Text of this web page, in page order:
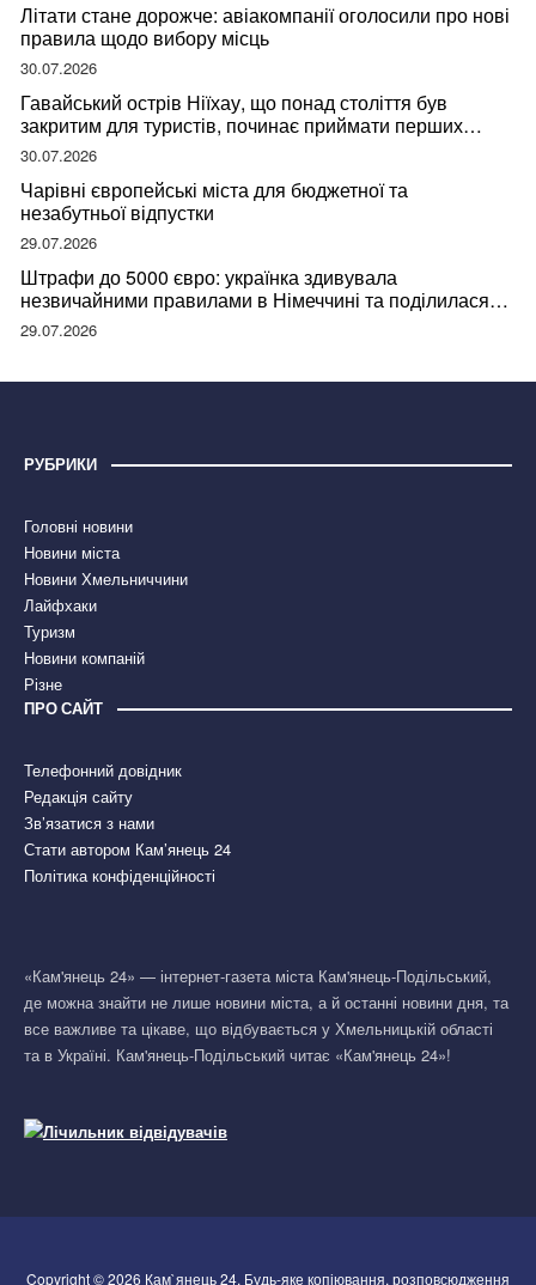
Літати стане дорожче: авіакомпанії оголосили про нові
правила щодо вибору місць
30.07.2026
Гавайський острів Ніїхау, що понад століття був
закритим для туристів, починає приймати перших
відвідувачів
30.07.2026
Чарівні європейські міста для бюджетної та
незабутньої відпустки
29.07.2026
Штрафи до 5000 євро: українка здивувала
незвичайними правилами в Німеччині та поділилася
правдою
29.07.2026
РУБРИКИ
Головні новини
Новини міста
Новини Хмельниччини
Лайфхаки
Туризм
Новини компаній
Різне
ПРО САЙТ
Телефонний довідник
Редакція сайту
Зв’язатися з нами
Стати автором Кам’янець 24
Політика конфіденційності
«Кам'янець 24» — інтернет-газета міста Кам'янець-Подільський,
де можна знайти не лише новини міста, а й останні новини дня, та
все важливе та цікаве, що відбувається у Хмельницькій області
та в Україні. Кам'янець-Подільський читає «Кам'янець 24»!
Copyright © 2026 Кам`янець 24. Будь-яке копіювання, розповсюдження